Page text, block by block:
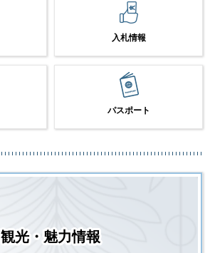
入札情報
パスポート
観光・魅力情報